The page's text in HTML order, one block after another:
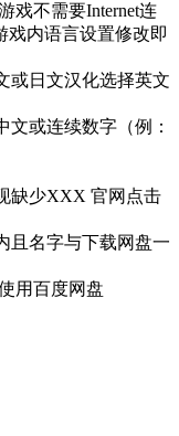
戏不需要Internet连
戏内语言设置修改即
或日文汉化选择英文
或连续数字（例：
缺少XXX 官网点击
且名字与下载网盘一
用百度网盘